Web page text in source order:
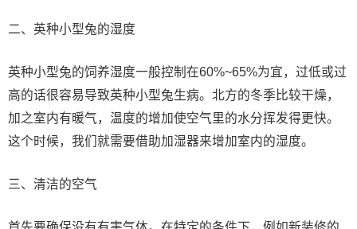
二、英种小型兔的湿度
英种小型兔的饲养湿度一般控制在60%~65%为宜，过低或过
高的话很容易导致英种小型兔生病。北方的冬季比较干燥，
加之室内有暖气，温度的增加使空气里的水分挥发得更快。
这个时候，我们就需要借助加湿器来增加室内的湿度。
三、清洁的空气